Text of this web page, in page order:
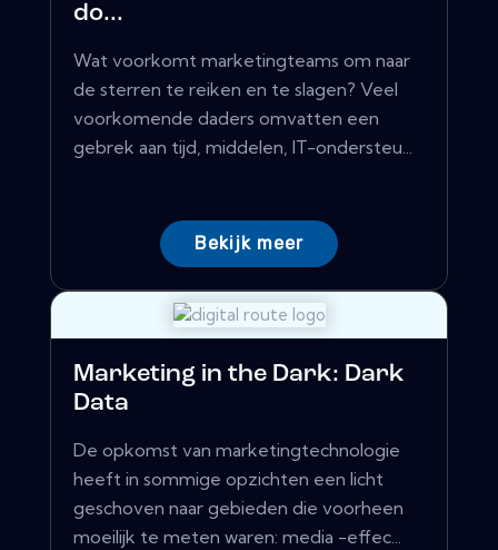
do...
Wat voorkomt marketingteams om naar
de sterren te reiken en te slagen? Veel
voorkomende daders omvatten een
gebrek aan tijd, middelen, IT-ondersteu...
Bekijk meer
Marketing in the Dark: Dark
Data
De opkomst van marketingtechnologie
heeft in sommige opzichten een licht
geschoven naar gebieden die voorheen
moeilijk te meten waren: media -effec...